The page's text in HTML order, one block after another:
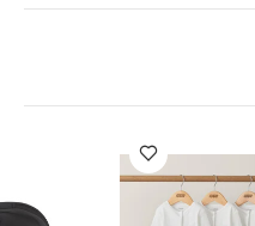
الملاءمة في المركبات
موصلات آيزوفيكس